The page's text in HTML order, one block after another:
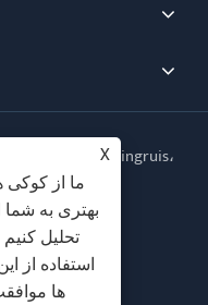
X
ما از کوکی
بهتری به شما
تحلیل
استفاده از
ها